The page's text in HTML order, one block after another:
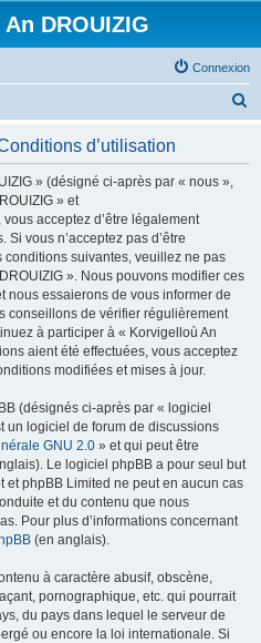
DROUIZIG
Connexion
d’utilisation
» (désigné ci-après par « nous »,
» et
acceptez d’être légalement
vous n’acceptez pas d’être
suivantes, veuillez ne pas
». Nous pouvons modifier ces
nous essaierons de vous informer de
conseillons de vérifier régulièrement
à participer à « Korvigelloù An
aient été effectuées, vous acceptez
modifiées et mises à jour.
(désignés ci-après par « logiciel
un logiciel de forum de discussions
GNU 2.0 » et qui peut être
Le logiciel phpBB a pour seul but
phpBB Limited ne peut en aucun cas
et du contenu que nous
Pour plus d’informations concernant
(en anglais).
à caractère abusif, obscène,
pornographique, etc. qui pourrait
du pays dans lequel le serveur de
ou encore la loi internationale. Si